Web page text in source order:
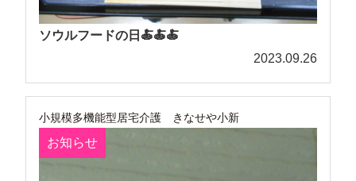
ソウルフードの日🍝🍝🍝
2023.09.26
小規模多機能型居宅介護 きなせや小新
お知らせ